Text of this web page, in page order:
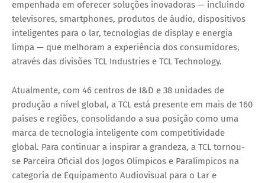
empenhada em oferecer soluções inovadoras — incluindo
televisores, smartphones, produtos de áudio, dispositivos
inteligentes para o lar, tecnologias de display e energia
limpa — que melhoram a experiência dos consumidores,
através das divisões TCL Industries e TCL Technology.
Atualmente, com 46 centros de I&D e 38 unidades de
produção a nível global, a TCL está presente em mais de 160
países e regiões, consolidando a sua posição como uma
marca de tecnologia inteligente com competitividade
global. Para continuar a inspirar a grandeza, a TCL tornou-
se Parceira Oficial dos Jogos Olímpicos e Paralímpicos na
categoria de Equipamento Audiovisual para o Lar e